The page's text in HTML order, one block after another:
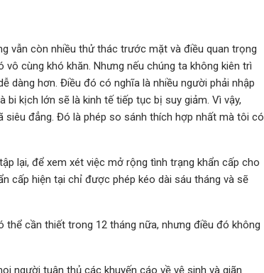
vẫn còn nhiều thử thác trước mặt và điều quan trọng
vô cùng khó khăn. Nhưng nếu chúng ta không kiên trì
dàng hơn. Điều đó có nghĩa là nhiều người phải nhập
kịch lớn sẽ là kinh tế tiếp tục bị suy giảm. Vì vậy,
đẳng. Đó là phép so sánh thích hợp nhất mà tôi có
lại, để xem xét việc mở rộng tình trạng khẩn cấp cho
cấp hiện tại chỉ được phép kéo dài sáu tháng và sẽ
cần thiết trong 12 tháng nữa, nhưng điều đó không
người tuân thủ các khuyến cáo về vệ sinh và giãn